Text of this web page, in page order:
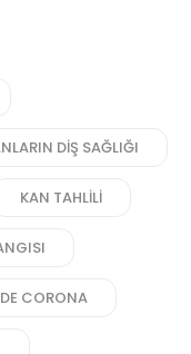
DIŞ SAĞLIĞI
KAN TAHLILI
CORONA